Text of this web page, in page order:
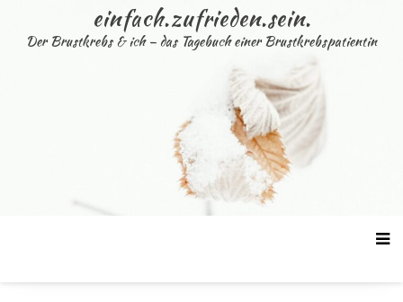
content
einfach.zufrieden.sein.
Der Brustkrebs & ich – das Tagebuch einer Brustkrebspatientin